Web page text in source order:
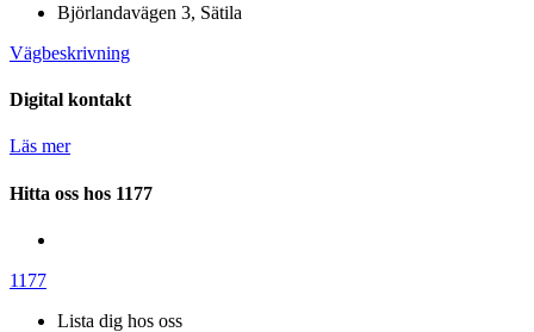
Björlandavägen 3, Sätila
Vägbeskrivning
Digital kontakt
Läs mer
Hitta oss hos 1177
1177
Lista dig hos oss